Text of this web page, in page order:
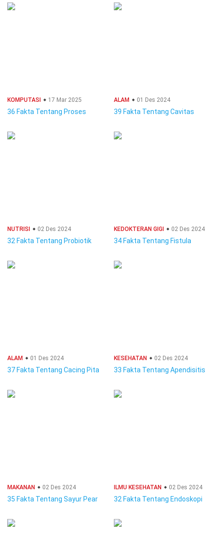
KOMPUTASI 17 Mar 2025
36 Fakta Tentang Proses
ALAM 01 Des 2024
39 Fakta Tentang Cavitas
NUTRISI 02 Des 2024
32 Fakta Tentang Probiotik
KEDOKTERAN GIGI 02 Des 2024
34 Fakta Tentang Fistula
ALAM 01 Des 2024
37 Fakta Tentang Cacing Pita
KESEHATAN 02 Des 2024
33 Fakta Tentang Apendisitis
MAKANAN 02 Des 2024
35 Fakta Tentang Sayur Pear
ILMU KESEHATAN 02 Des 2024
32 Fakta Tentang Endoskopi